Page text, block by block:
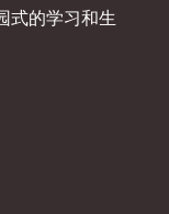
式的学习和生